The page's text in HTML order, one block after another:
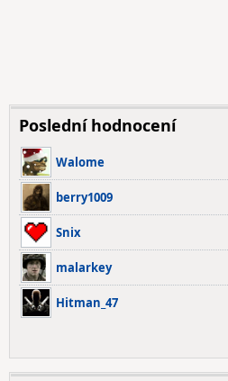
Poslední hodnocení
Walome
berry1009
Snix
malarkey
Hitman_47